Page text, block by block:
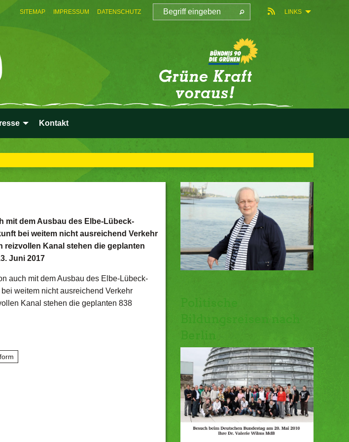
LINKS
SITEMAP IMPRESSUM DATENSCHUTZ
Kontakt
mit dem Ausbau des Elbe-Lübeck-
bei weitem nicht ausreichend Verkehr
Kanal stehen die geplanten
Juni 2017
auch mit dem Ausbau des Elbe-Lübeck-
weitem nicht ausreichend Verkehr
Kanal stehen die geplanten 838
Politische
Bildungsreisen nach
Berlin